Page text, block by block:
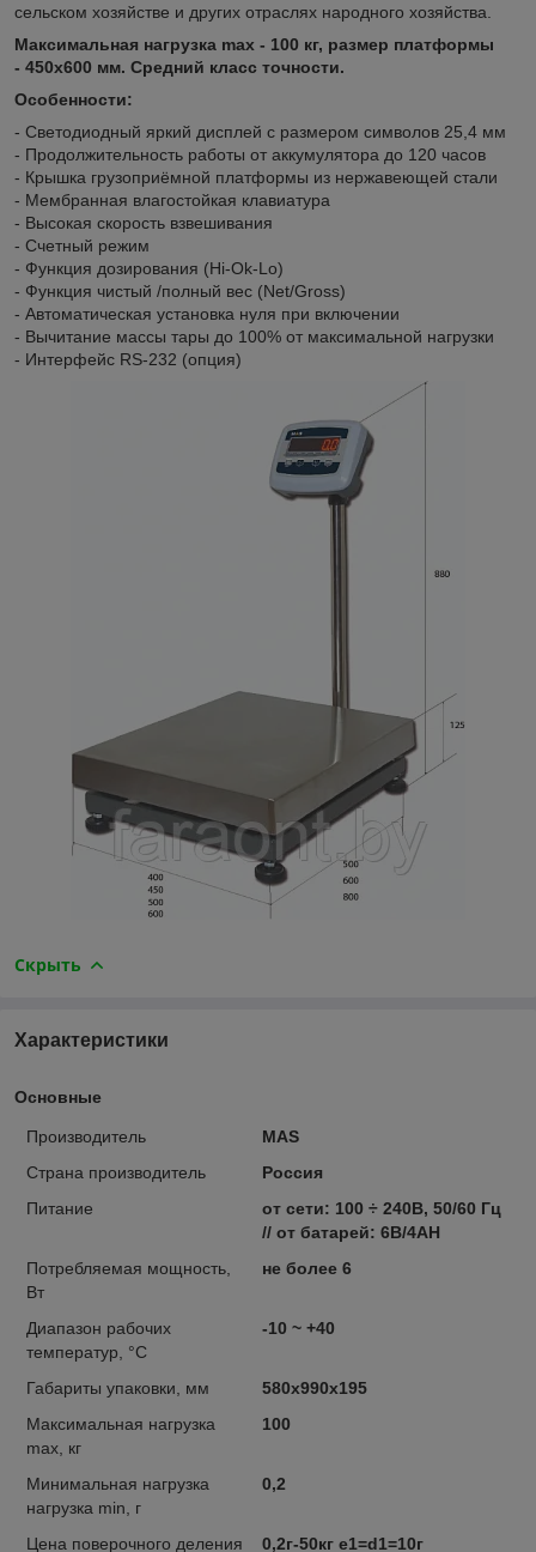
сельском хозяйстве и других отраслях народного хозяйства.
Максимальная нагрузка max - 100 кг, размер платформы
- 450x600 мм. Средний класс точности.
Особенности:
- Светодиодный яркий дисплей с размером символов 25,4 мм
- Продолжительность работы от аккумулятора до 120 часов
- Крышка грузоприёмной платформы из нержавеющей стали
- Мембранная влагостойкая клавиатура
- Высокая скорость взвешивания
- Счетный режим
- Функция дозирования (Hi-Ok-Lo)
- Функция чистый /полный вес (Net/Gross)
- Автоматическая установка нуля при включении
- Вычитание массы тары до 100% от максимальной нагрузки
- Интерфейс RS-232 (опция)
Скрыть
Характеристики
Основные
Производитель
MAS
Страна производитель
Россия
Питание
от сети: 100 ÷ 240В, 50/60 Гц
// от батарей: 6В/4AH
Потребляемая мощность,
Вт
не более 6
Диапазон рабочих
температур, °C
-10 ~ +40
Габариты упаковки, мм
580x990x195
Максимальная нагрузка
max, кг
100
Минимальная нагрузка
нагрузка min, г
0,2
Цена поверочного деления 0,2г-50кг e1=d1=10г